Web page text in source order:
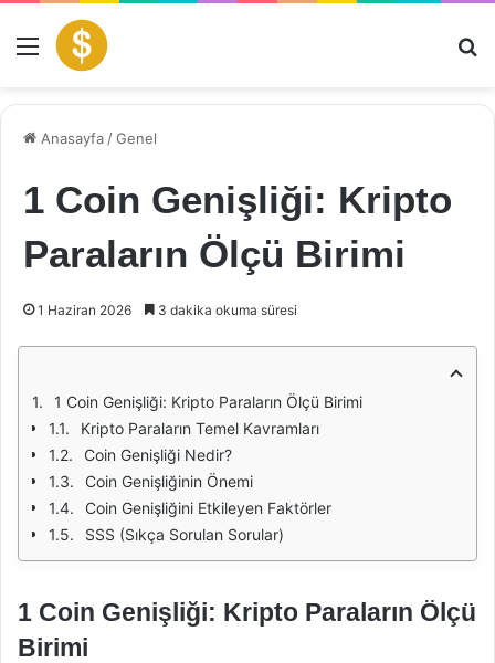
Menü
Anasayfa /Genel
1 Coin Genişliği: Kripto
Paraların Ölçü Birimi
1 Haziran 2026 3 dakika okuma süresi
1 Coin Genişliği: Kripto Paraların Ölçü Birimi
Kripto Paraların Temel Kavramları
Coin Genişliği Nedir?
Coin Genişliğinin Önemi
Coin Genişliğini Etkileyen Faktörler
SSS (Sıkça Sorulan Sorular)
1 Coin Genişliği: Kripto Paraların Ölçü
Birimi